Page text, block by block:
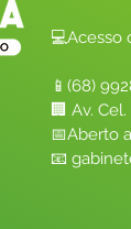
💻Acesso
📱(68)
🏢 Av.
📅Aberto
📧